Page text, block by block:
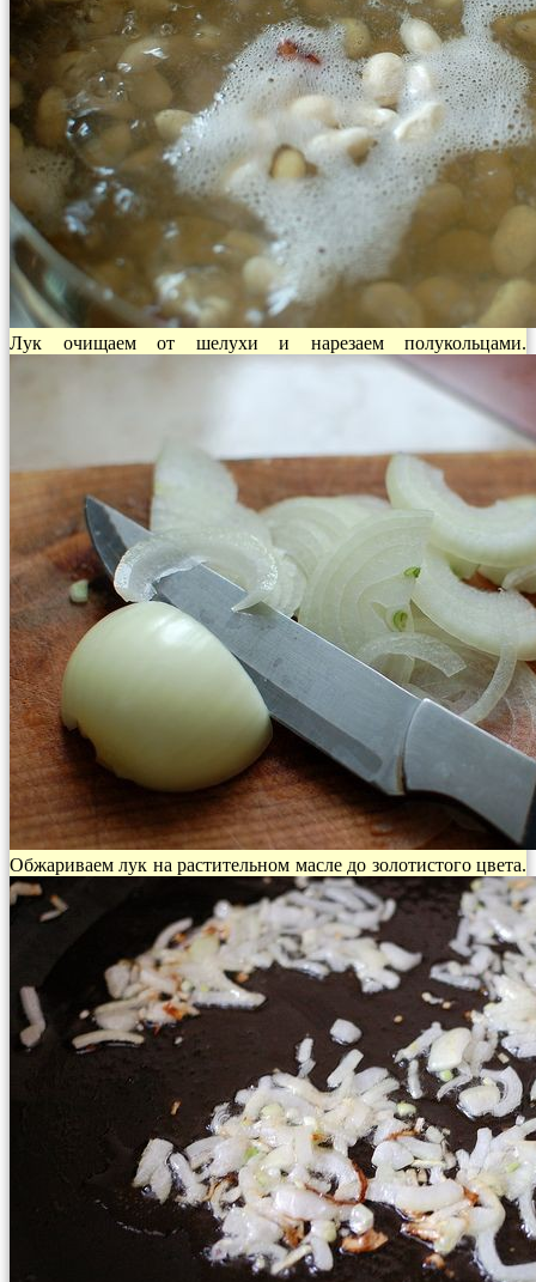
Лук очищаем от шелухи и нарезаем полукольцами.
Обжариваем лук на растительном масле до золотистого цвета.